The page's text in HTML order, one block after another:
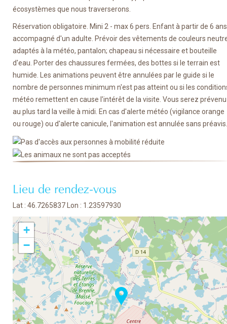
écosystèmes que nous traverserons.
Réservation obligatoire. Mini 2 - max 6 pers. Enfant à partir de 6 ans
accompagné d'un adulte. Prévoir des vêtements de couleurs
adaptés à la météo, pantalon; chapeau si nécessaire et bouteille
d'eau. Porter des chaussures fermées, des bottes si le terrain est
humide. Les animations peuvent être annulées par le guide si le
nombre de personnes minimum n'est pas atteint ou si les
météo remettent en cause l'intérêt de la visite. Vous serez prévenu
au plus tard la veille à midi. En cas d'alerte météo (vigilance orange
ou rouge) ou d'alerte canicule, l'animation est annulée sans préavis.
Lieu de rendez-vous
Lat : 46.7265837 Lon : 1.23597930
+
−